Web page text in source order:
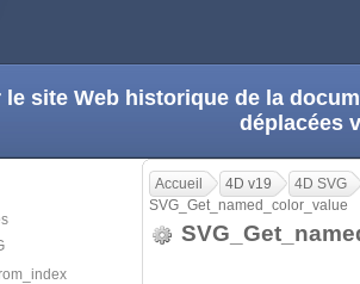
le site Web historique de la
déplacées
Accueil 4D v19
4D SVG
SVG_Get_named_color_value